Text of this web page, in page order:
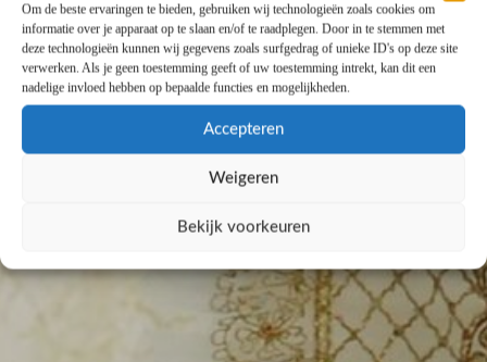
Om de beste ervaringen te bieden, gebruiken wij technologieën zoals cookies om
informatie over je apparaat op te slaan en/of te raadplegen. Door in te stemmen met
deze technologieën kunnen wij gegevens zoals surfgedrag of unieke ID's op deze site
verwerken. Als je geen toestemming geeft of uw toestemming intrekt, kan dit een
nadelige invloed hebben op bepaalde functies en mogelijkheden.
Accepteren
Weigeren
Bekijk voorkeuren